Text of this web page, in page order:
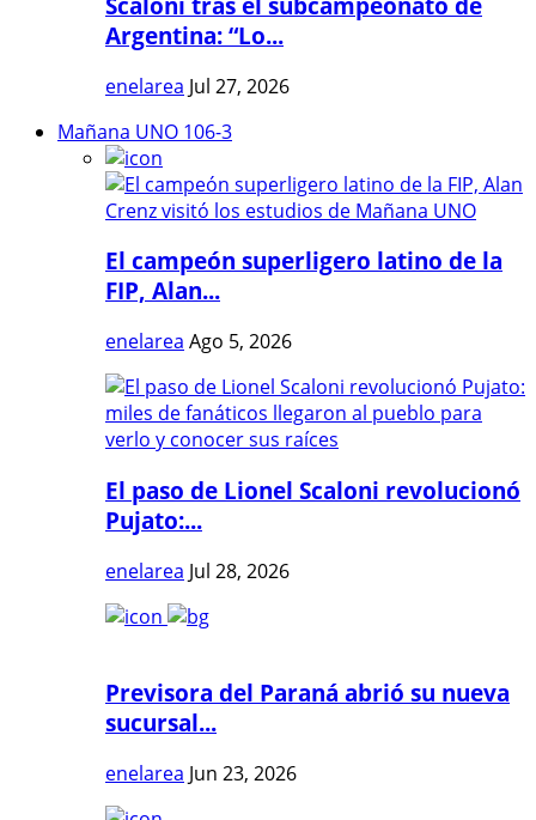
Argentina: “Lo...
enelarea Jul 27, 2026
Mañana UNO 106-3
El campeón superligero latino de la
FIP, Alan...
enelarea Ago 5, 2026
El paso de Lionel Scaloni revolucionó
Pujato:...
enelarea Jul 28, 2026
Previsora del Paraná abrió su nueva
sucursal...
enelarea Jun 23, 2026